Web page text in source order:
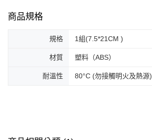
商品規格
規格 1組(7.5*21CM )
材質 塑料（ABS）
耐溫性 80°C (勿接觸明火及熱源)